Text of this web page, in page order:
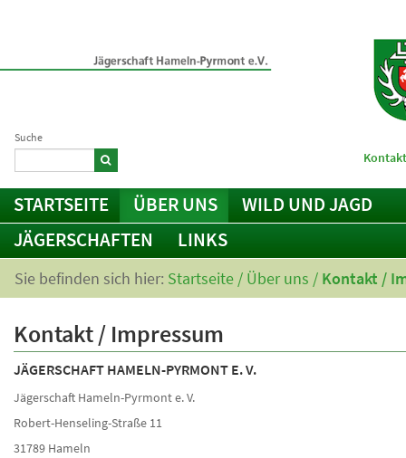
Suche
STARTSEITE ÜBER UNS
WILD UND JAGD
JÄGERSCHAFTEN
LINKS
Sie befinden sich hier: Startseite / Über uns / Kontakt /
Kontakt / Impressum
JÄGERSCHAFT HAMELN-PYRMONT E. V.
Jägerschaft Hameln-Pyrmont e. V.
Robert-Henseling-Straße 11
31789 Hameln